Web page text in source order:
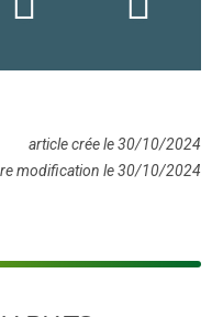
article crée le 30/10/2024
modification le 30/10/2024